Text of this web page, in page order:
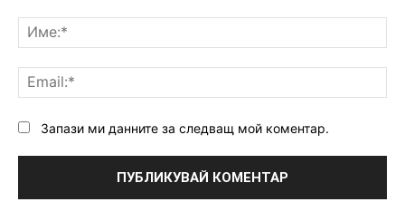
Запази ми данните за следващ мой коментар.